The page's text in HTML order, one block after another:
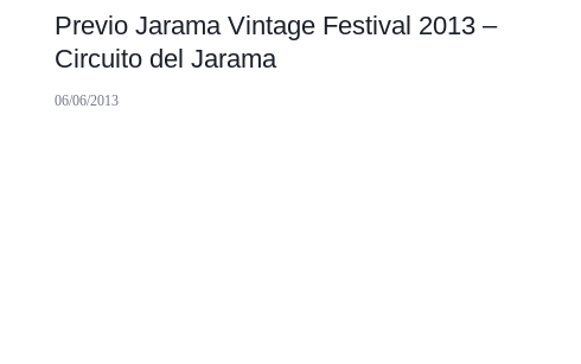
Previo Jarama Vintage Festival 2013 –
Circuito del Jarama
06/06/2013